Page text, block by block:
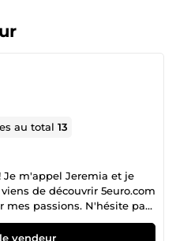
au total13
Je m'appel Jeremia et je
de découvrir 5euro.com
mes passions. N'hésite pas
vendeur